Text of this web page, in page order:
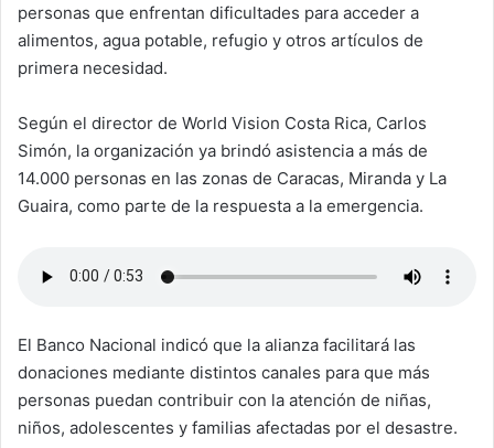
personas que enfrentan dificultades para acceder a
alimentos, agua potable, refugio y otros artículos de
primera necesidad.
Según el director de World Vision Costa Rica, Carlos
Simón, la organización ya brindó asistencia a más de
14.000 personas en las zonas de Caracas, Miranda y La
Guaira, como parte de la respuesta a la emergencia.
El Banco Nacional indicó que la alianza facilitará las
donaciones mediante distintos canales para que más
personas puedan contribuir con la atención de niñas,
niños, adolescentes y familias afectadas por el desastre.